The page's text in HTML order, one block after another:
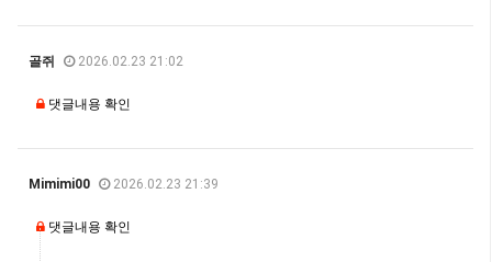
골쥐 2026.02.23 21:02
댓글내용 확인
Mimimi00 2026.02.23 21:39
댓글내용 확인